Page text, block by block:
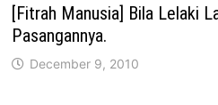
[Fitrah Manusia] Bila Lelaki
Pasangannya.
December 9, 2010